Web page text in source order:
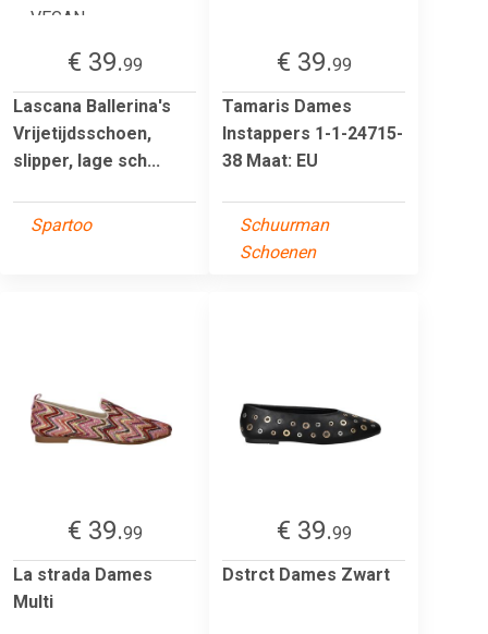
€ 39.99
Lascana Ballerina's
Vrijetijdsschoen,
slipper, lage sch...
Spartoo
€ 39.99
Tamaris Dames
Instappers 1-1-24715-
38 Maat: EU
Schuurman
Schoenen
€ 39.99
La strada Dames
Multi
€ 39.99
Dstrct Dames Zwart